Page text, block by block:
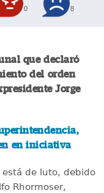
0 8
que declaró
del orden
Jorge
en iniciativa
está de luto, debido
Rhormoser,